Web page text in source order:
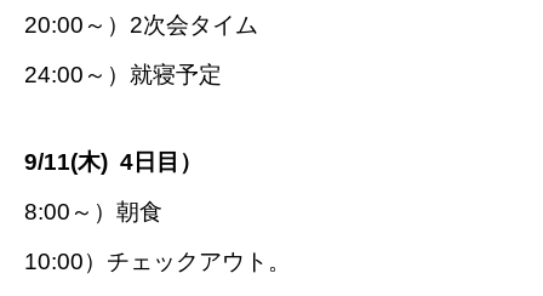
20:00～）2次会タイム
24:00～）就寝予定
9/11(木) 4日目）
8:00～）朝食
10:00）チェックアウト。